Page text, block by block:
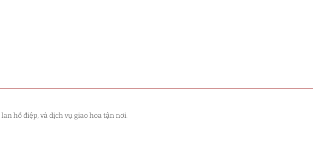
hồ điệp, và dịch vụ giao hoa tận nơi.